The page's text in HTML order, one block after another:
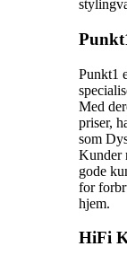
Punkt1
Med
priser,
som
Kunder
gode
for
hjem.
HiFi